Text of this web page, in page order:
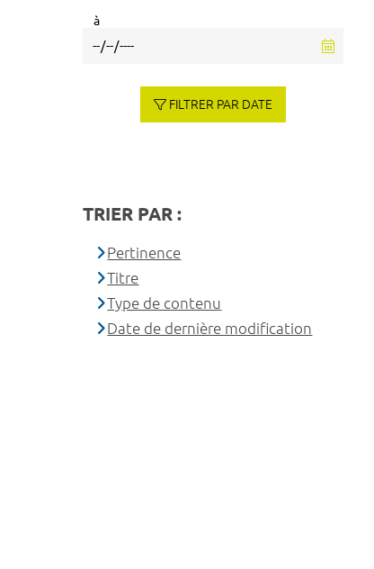
à
FILTRER PAR DATE
TRIER PAR :
Pertinence
Titre
Type de contenu
Date de dernière modification